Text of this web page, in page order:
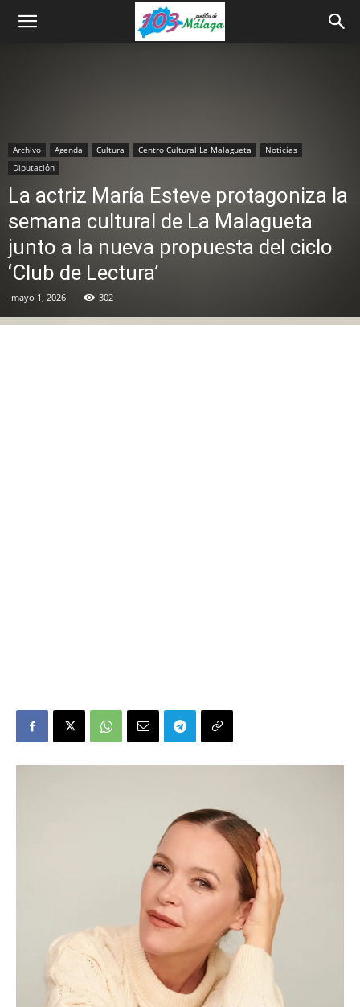
Archivo Agenda Cultura Centro Cultural La Malagueta
Noticias
Diputación
La actriz María Esteve protagoniza la
semana cultural de La Malagueta
junto a la nueva propuesta del ciclo
‘Club de Lectura’
mayo 1, 2026 302